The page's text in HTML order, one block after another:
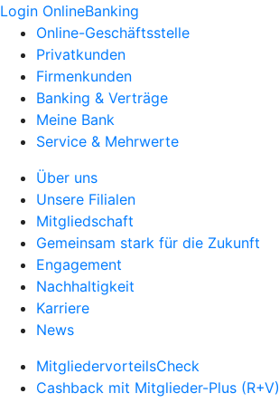
Login OnlineBanking
Online-Geschäftsstelle
Privatkunden
Firmenkunden
Banking & Verträge
Meine Bank
Service & Mehrwerte
Über uns
Unsere Filialen
Mitgliedschaft
Gemeinsam stark für die Zukunft
Engagement
Nachhaltigkeit
Karriere
News
MitgliedervorteilsCheck
Cashback mit Mitglieder-Plus (R+V)